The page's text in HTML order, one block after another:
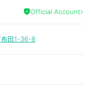
Official Account
布田1-36-8